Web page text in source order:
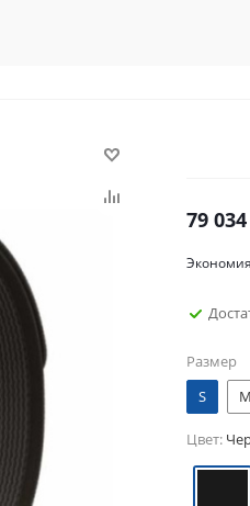
79 034
Экономия
Размер
S
M
Цвет: